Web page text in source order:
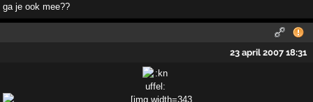
ga je ook mee??
23 april 2007 18:31